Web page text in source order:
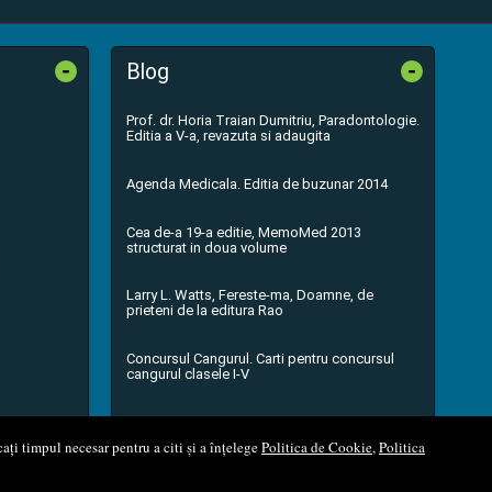
timpul necesar pentru a citi și a înțelegePolitica de Cookie,Politica
- Blog -
Prof. dr. Horia Traian Dumitriu, Paradontologie.
Editia a V-a, revazuta si adaugita
Agenda Medicala. Editia de buzunar 2014
Cea de-a 19-a editie, MemoMed 2013
structurat in doua volume
Larry L. Watts, Fereste-ma, Doamne, de
prieteni de la editura Rao
Concursul Cangurul. Carti pentru concursul
cangurul clasele I-V